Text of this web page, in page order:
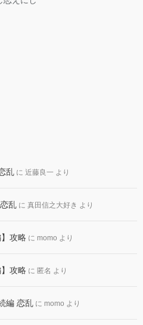
乱 に 近藤良一 より
乱 に 真田信之大好き より
攻略 に momo より
攻略 に 匿名 より
編 恋乱 に momo より